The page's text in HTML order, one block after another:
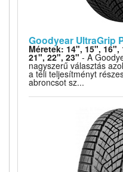
Goodyear UltraGrip
Méretek: 14", 15",
21", 22", 23"- A
nagyszerű választás
a téli teljesítményt
abroncsot sz...